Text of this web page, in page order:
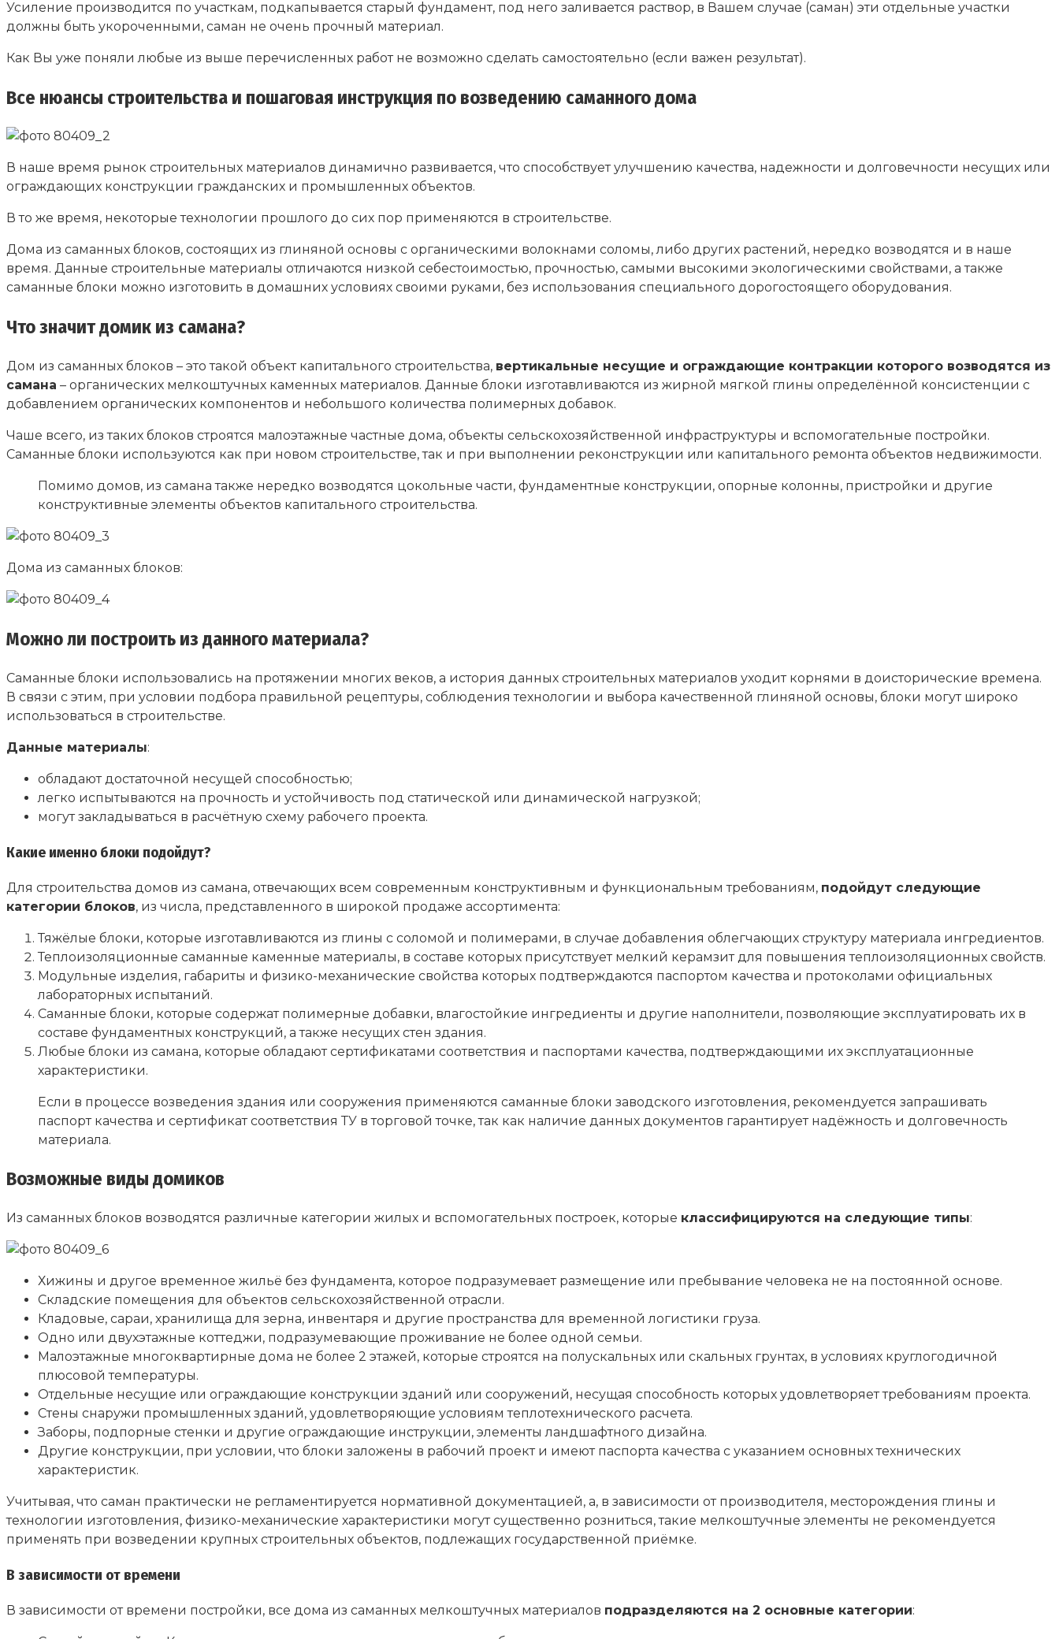
Усиление производится по участкам, подкапывается старый фундамент, под него заливается раствор, в Вашем случае (саман) эти отдельные участки
должны быть укороченными, саман не очень прочный материал.
Как Вы уже поняли любые из выше перечисленных работ не возможно сделать самостоятельно (если важен результат).
Все нюансы строительства и пошаговая инструкция по возведению саманного дома
В наше время рынок строительных материалов динамично развивается, что способствует улучшению качества, надежности и долговечности несущих или
ограждающих конструкции гражданских и промышленных объектов.
В то же время, некоторые технологии прошлого до сих пор применяются в строительстве.
Дома из саманных блоков, состоящих из глиняной основы с органическими волокнами соломы, либо других растений, нередко возводятся и в наше
время. Данные строительные материалы отличаются низкой себестоимостью, прочностью, самыми высокими экологическими свойствами, а также
саманные блоки можно изготовить в домашних условиях своими руками, без использования специального дорогостоящего оборудования.
Что значит домик из самана?
Дом из саманных блоков – это такой объект капитального строительства, вертикальные несущие и ограждающие контракции которого возводятся из
самана – органических мелкоштучных каменных материалов. Данные блоки изготавливаются из жирной мягкой глины определённой консистенции с
добавлением органических компонентов и небольшого количества полимерных добавок.
Чаше всего, из таких блоков строятся малоэтажные частные дома, объекты сельскохозяйственной инфраструктуры и вспомогательные постройки.
Саманные блоки используются как при новом строительстве, так и при выполнении реконструкции или капитального ремонта объектов недвижимости.
Помимо домов, из самана также нередко возводятся цокольные части, фундаментные конструкции, опорные колонны, пристройки и другие
конструктивные элементы объектов капитального строительства.
Дома из саманных блоков:
Можно ли построить из данного материала?
Саманные блоки использовались на протяжении многих веков, а история данных строительных материалов уходит корнями в доисторические времена.
В связи с этим, при условии подбора правильной рецептуры, соблюдения технологии и выбора качественной глиняной основы, блоки могут широко
использоваться в строительстве.
Данные материалы:
обладают достаточной несущей способностью;
легко испытываются на прочность и устойчивость под статической или динамической нагрузкой;
могут закладываться в расчётную схему рабочего проекта.
Какие именно блоки подойдут?
Для строительства домов из самана, отвечающих всем современным конструктивным и функциональным требованиям, подойдут следующие
категории блоков, из числа, представленного в широкой продаже ассортимента:
Тяжёлые блоки, которые изготавливаются из глины с соломой и полимерами, в случае добавления облегчающих структуру материала ингредиентов.
Теплоизоляционные саманные каменные материалы, в составе которых присутствует мелкий керамзит для повышения теплоизоляционных свойств.
Модульные изделия, габариты и физико-механические свойства которых подтверждаются паспортом качества и протоколами официальных
лабораторных испытаний.
Саманные блоки, которые содержат полимерные добавки, влагостойкие ингредиенты и другие наполнители, позволяющие эксплуатировать их в
составе фундаментных конструкций, а также несущих стен здания.
Любые блоки из самана, которые обладают сертификатами соответствия и паспортами качества, подтверждающими их эксплуатационные
характеристики.
Если в процессе возведения здания или сооружения применяются саманные блоки заводского изготовления, рекомендуется запрашивать
паспорт качества и сертификат соответствия ТУ в торговой точке, так как наличие данных документов гарантирует надёжность и долговечность
материала.
Возможные виды домиков
Из саманных блоков возводятся различные категории жилых и вспомогательных построек, которые классифицируются на следующие типы:
Хижины и другое временное жильё без фундамента, которое подразумевает размещение или пребывание человека не на постоянной основе.
Складские помещения для объектов сельскохозяйственной отрасли.
Кладовые, сараи, хранилища для зерна, инвентаря и другие пространства для временной логистики груза.
Одно или двухэтажные коттеджи, подразумевающие проживание не более одной семьи.
Малоэтажные многоквартирные дома не более 2 этажей, которые строятся на полускальных или скальных грунтах, в условиях круглогодичной
плюсовой температуры.
Отдельные несущие или ограждающие конструкции зданий или сооружений, несущая способность которых удовлетворяет требованиям проекта.
Стены снаружи промышленных зданий, удовлетворяющие условиям теплотехнического расчета.
Заборы, подпорные стенки и другие ограждающие инструкции, элементы ландшафтного дизайна.
Другие конструкции, при условии, что блоки заложены в рабочий проект и имеют паспорта качества с указанием основных технических
характеристик.
Учитывая, что саман практически не регламентируется нормативной документацией, а, в зависимости от производителя, месторождения глины и
технологии изготовления, физико-механические характеристики могут существенно розниться, такие мелкоштучные элементы не рекомендуется
применять при возведении крупных строительных объектов, подлежащих государственной приёмке.
В зависимости от времени
В зависимости от времени постройки, все дома из саманных мелкоштучных материалов подразделяются на 2 основные категории: